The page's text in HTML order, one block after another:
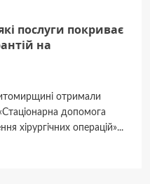
послуги покриває
на
отримали
допомога
хірургічних операцій»...